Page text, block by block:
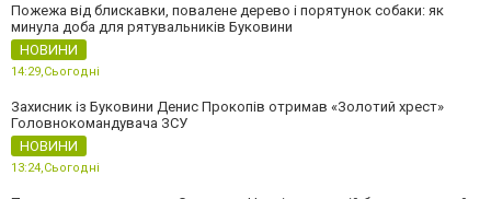
Пожежа від блискавки, повалене дерево і порятунок собаки: як
минула доба для рятувальників Буковини
НОВИНИ
14:29, Сьогодні
Захисник із Буковини Денис Прокопів отримав «Золотий хрест»
Головнокомандувача ЗСУ
НОВИНИ
13:24, Сьогодні